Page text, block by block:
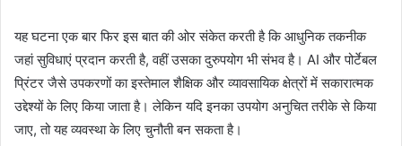
यह घटना एक बार फिर इस बात की ओर संकेत करती है कि आधुनिक तकनीक
जहां सुविधाएं प्रदान करती है, वहीं उसका दुरुपयोग भी संभव है। AI और पोर्टेबल
प्रिंटर जैसे उपकरणों का इस्तेमाल शैक्षिक और व्यावसायिक क्षेत्रों में सकारात्मक
उद्देश्यों के लिए किया जाता है। लेकिन यदि इनका उपयोग अनुचित तरीके से किया
जाए, तो यह व्यवस्था के लिए चुनौती बन सकता है।